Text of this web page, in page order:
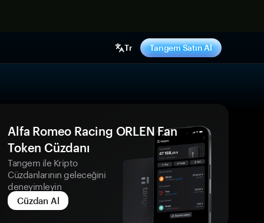
Tr Tangem Satın Al
Alfa Romeo Racing ORLEN Fan
Token Cüzdanı
Tangem ile Kripto
Cüzdanlarının geleceğini
deneyimleyin
Cüzdan Al